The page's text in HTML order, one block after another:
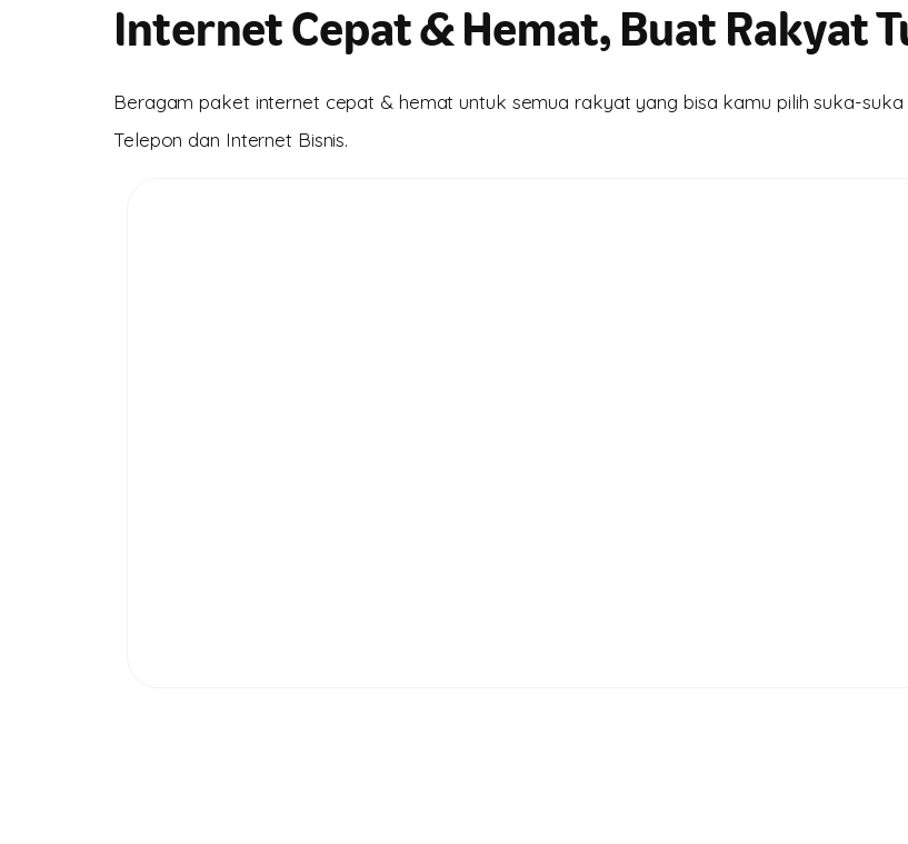
Internet Cepat & Hemat, Buat Rakyat
Beragam paket internet cepat & hemat untuk semua rakyat yang bisa kamu pilih suka-suka
Telepon dan Internet Bisnis.